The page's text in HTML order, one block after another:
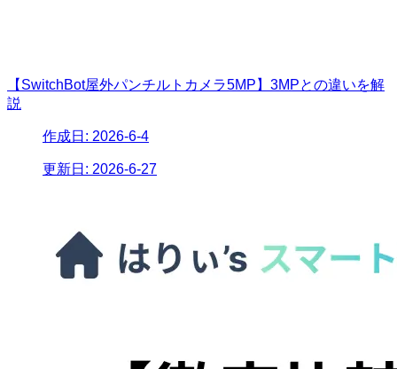
【SwitchBot屋外パンチルトカメラ5MP】3MPとの違いを解
説
作成日: 2026-6-4
更新日: 2026-6-27